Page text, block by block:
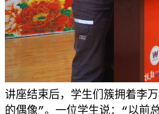
讲座结束后，学生们簇拥着李
的偶像”。一位学生说：“以前